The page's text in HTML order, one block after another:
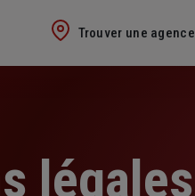
Trouver une agence
légales